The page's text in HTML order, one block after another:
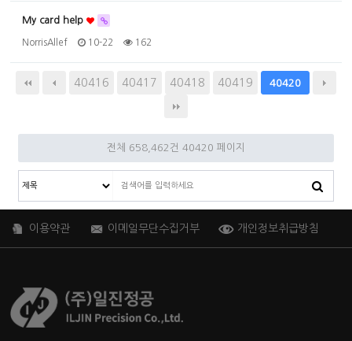
My card help
NorrisAllef 10-22 162
40416 40417 40418 40419 40420
전체 658,462건 40420 페이지
이용약관 이메일무단수집거부 개인정보취급방침